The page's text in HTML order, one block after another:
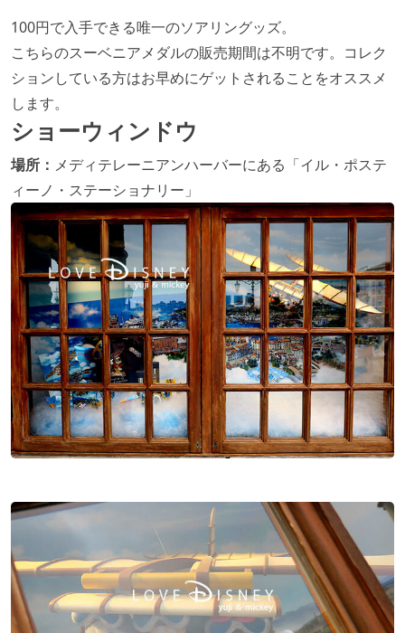
100円で入手できる唯一のソアリングッズ。
こちらのスーベニアメダルの販売期間は不明です。コレク
ションしている方はお早めにゲットされることをオススメ
します。
ショーウィンドウ
場所： メディテレーニアンハーバーにある「イル・ポステ
ィーノ・ステーショナリー」